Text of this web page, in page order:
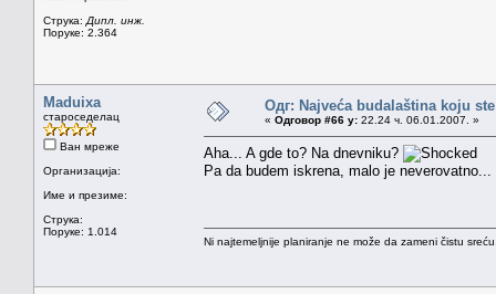
Струка: Дипл. инж.
Поруке: 2.364
Maduixa
староседелац
Ван мреже
Организација:
Име и презиме:
Струка:
Поруке: 1.014
Одг: Najveća budalaština koju
« Одговор #66 у: 22.24 ч. 06.01.2007. »
Aha... A gde to? Na dnevniku?
Pa da budem iskrena, malo je
Ni najtemeljnije planiranje ne može da zameni čistu